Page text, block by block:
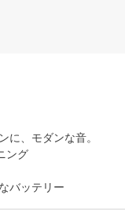
に、モダンな音。
ング
バッテリー